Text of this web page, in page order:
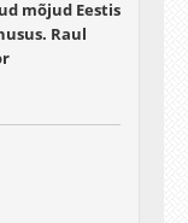
mõjud Eestis
Raul